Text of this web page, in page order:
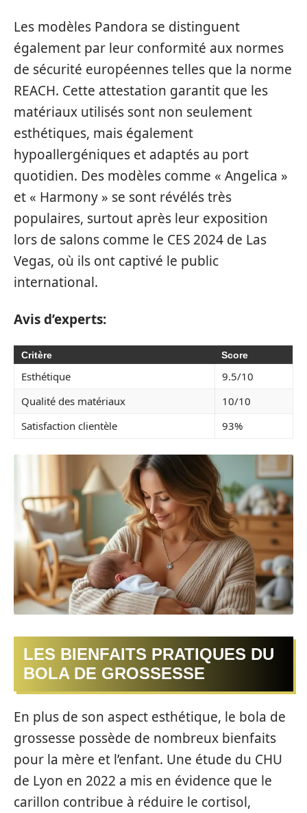
Les modèles Pandora se distinguent
également par leur conformité aux normes
de sécurité européennes telles que la norme
REACH. Cette attestation garantit que les
matériaux utilisés sont non seulement
esthétiques, mais également
hypoallergéniques et adaptés au port
quotidien. Des modèles comme « Angelica »
et « Harmony » se sont révélés très
populaires, surtout après leur exposition
lors de salons comme le CES 2024 de Las
Vegas, où ils ont captivé le public
international.
Avis d’experts:
Critère Score
Esthétique
9.5/10
Qualité des matériaux
10/10
Satisfaction clientèle
93%
LES BIENFAITS PRATIQUES DU
BOLA DE GROSSESSE
En plus de son aspect esthétique, le bola de
grossesse possède de nombreux bienfaits
pour la mère et l’enfant. Une étude du CHU
de Lyon en 2022 a mis en évidence que le
carillon contribue à réduire le cortisol,